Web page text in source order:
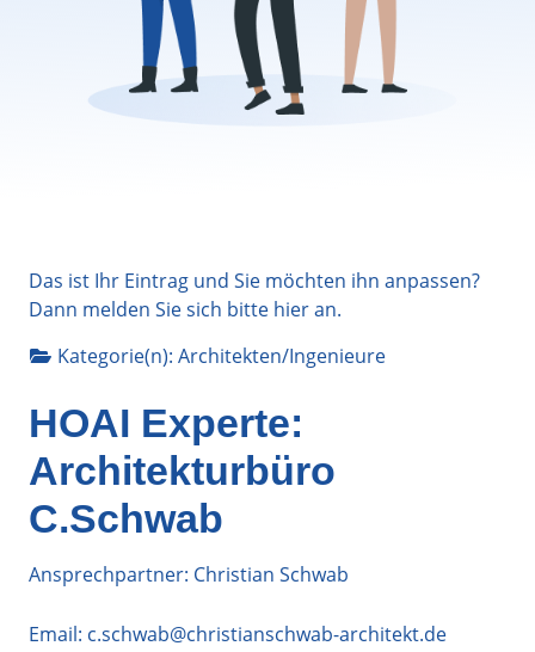
Das ist Ihr Eintrag und Sie möchten ihn anpassen?
Dann melden Sie sich bitte hieran.
Kategorie(n): Architekten/Ingenieure
HOAI Experte:
Architekturbüro
C.Schwab
Ansprechpartner: Christian Schwab
Email: c.schwab@christianschwab-architekt.de